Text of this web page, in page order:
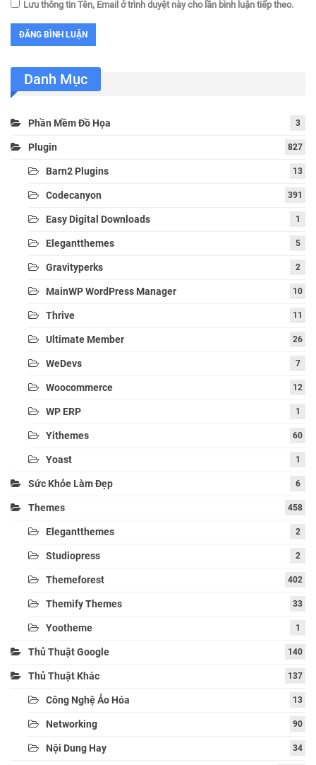
Lưu thông tin Tên, Email ở trình duyệt này cho lần bình luận tiếp theo.
Danh Mục
Phần Mềm Đồ Họa 3
Plugin 827
Barn2 Plugins 13
Codecanyon 391
Easy Digital Downloads 1
Elegantthemes 5
Gravityperks 2
MainWP WordPress Manager 10
Thrive 11
Ultimate Member 26
WeDevs 7
Woocommerce 12
WP ERP 1
Yithemes 60
Yoast 1
Sức Khỏe Làm Đẹp 6
Themes 458
Elegantthemes 2
Studiopress 2
Themeforest 402
Themify Themes 33
Yootheme 1
Thủ Thuật Google 140
Thủ Thuật Khác 137
Công Nghệ Ảo Hóa 13
Networking 90
Nội Dung Hay 34